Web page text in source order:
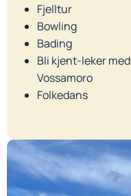
Fjelltur
Bowling
Bading
Bli kjent-leker med
Vossamoro
Folkedans